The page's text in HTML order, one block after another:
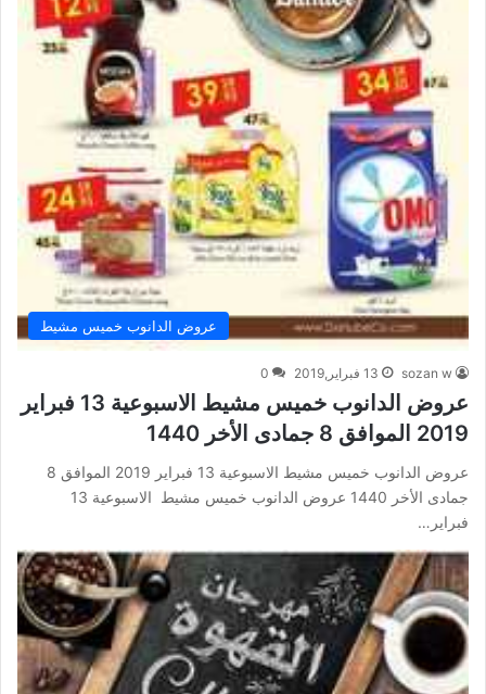
عروض الدانوب خميس مشيط
sozan w 13 فبراير,2019 0
عروض الدانوب خميس مشيط الاسبوعية 13 فبراير
2019 الموافق 8 جمادى الأخر 1440
عروض الدانوب خميس مشيط الاسبوعية 13 فبراير 2019 الموافق 8
جمادى الأخر 1440 عروض الدانوب خميس مشيط الاسبوعية 13
فبراير…